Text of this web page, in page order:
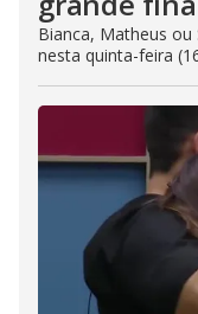
Bianca, Matheus
nesta quinta-feira